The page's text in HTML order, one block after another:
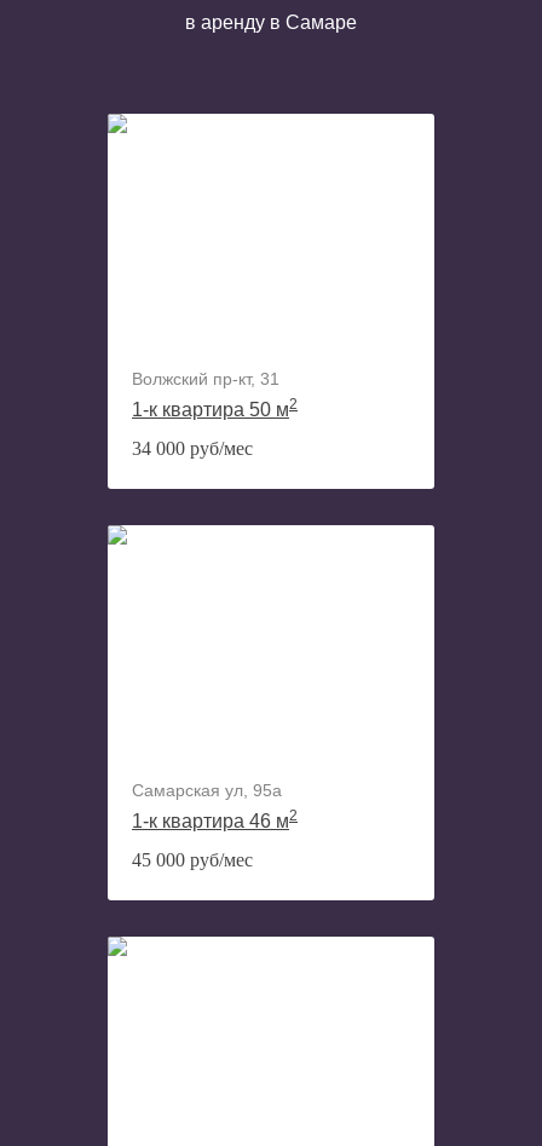
в аренду в Самаре
Волжский пр-кт, 31
1-к квартира 50 м2
34 000 руб/мес
Самарская ул, 95а
1-к квартира 46 м2
45 000 руб/мес